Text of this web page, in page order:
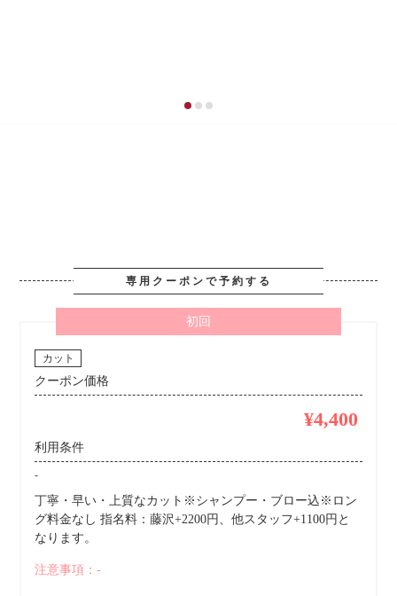
専用クーポンで予約する
初回
カット
クーポン価格
¥4,400
利用条件
-
丁寧・早い・上質なカット※シャンプー・ブロー込※ロン
グ料金なし 指名料：藤沢+2200円、他スタッフ+1100円と
なります。
注意事項：-